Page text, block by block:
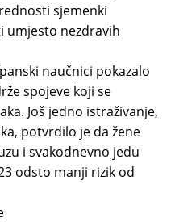
sjemenki
umjesto nezdravih
naučnici pokazalo
spojeve koji se
Još jedno istraživanje,
potvrdilo je da žene
i svakodnevno jedu
odsto manji rizik od